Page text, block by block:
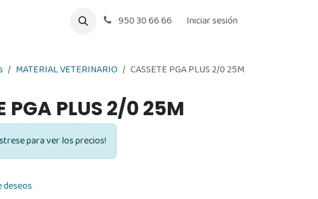
950 30 66 66 Iniciar sesión
MATERIAL VETERINARIO CASSETE PGA PLUS 2/0 25M
PGA PLUS 2/0 25M
para ver los precios!
deseos